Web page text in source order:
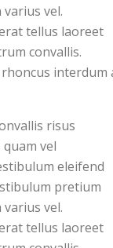
vel.
tellus laoreet
convallis.
interdum
risus
vel
eleifend
pretium
vel.
tellus laoreet